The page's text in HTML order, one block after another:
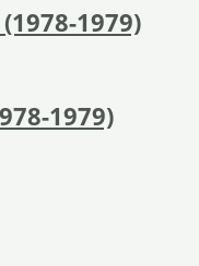
1979)
1979)